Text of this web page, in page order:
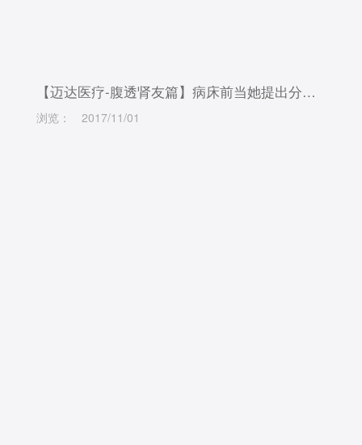
【迈达医疗-腹透肾友篇】病床前当她提出分手的时候，你会怎么回答
浏览： 2017/11/01